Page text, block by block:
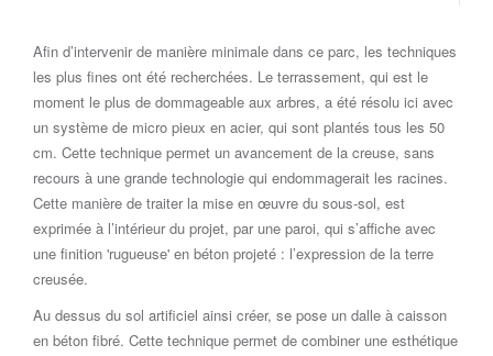
Afin d’intervenir de manière minimale dans ce parc, les techniques
les plus fines ont été recherchées. Le terrassement, qui est le
moment le plus de dommageable aux arbres, a été résolu ici avec
un système de micro pieux en acier, qui sont plantés tous les 50
cm. Cette technique permet un avancement de la creuse, sans
recours à une grande technologie qui endommagerait les racines.
Cette manière de traiter la mise en œuvre du sous-sol, est
exprimée à l’intérieur du projet, par une paroi, qui s’affiche avec
une finition 'rugueuse' en béton projeté : l’expression de la terre
creusée.
Au dessus du sol artificiel ainsi créer, se pose un dalle à caisson
en béton fibré. Cette technique permet de combiner une esthétique